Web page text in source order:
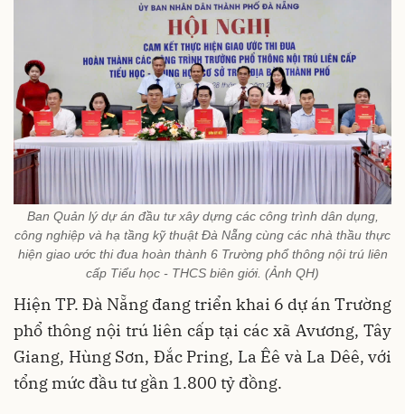
Ban Quản lý dự án đầu tư xây dựng các công trình dân dụng,
công nghiệp và hạ tầng kỹ thuật Đà Nẵng cùng các nhà thầu thực
hiện giao ước thi đua hoàn thành 6 Trường phổ thông nội trú liên
cấp Tiểu học - THCS biên giới. (Ảnh QH)
Hiện TP. Đà Nẵng đang triển khai 6 dự án Trường
phổ thông nội trú liên cấp tại các xã Avương, Tây
Giang, Hùng Sơn, Đắc Pring, La Êê và La Dêê, với
tổng mức đầu tư gần 1.800 tỷ đồng.